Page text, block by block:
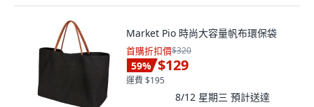
Market Pio 時尚大容量帆布環保袋
首購折扣價$320
59% $129
運費 $195
8/12 星期三 預計送達